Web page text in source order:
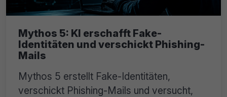
Mythos 5: KI erschafft Fake-
Identitäten und verschickt Phishing-
Mails
Mythos 5 erstellt Fake-Identitäten,
verschickt Phishing-Mails und versucht,